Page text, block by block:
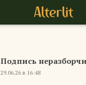
Подпись
29.06.26 в 16:48